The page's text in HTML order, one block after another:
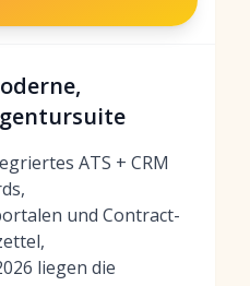
ATS + CRM
und Contract-
liegen die